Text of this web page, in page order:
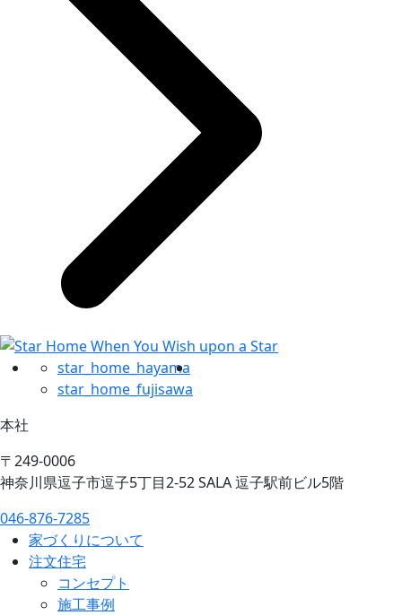
star_home_hayama
star_home_fujisawa
本社
〒249-0006
神奈川県逗子市逗子5丁目2-52 SALA 逗子駅前ビル5階
046-876-7285
家づくりについて
注文住宅
コンセプト
施工事例